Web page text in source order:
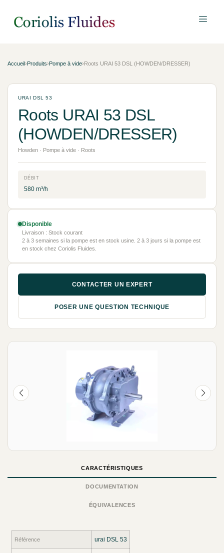
Accueil›Produits›Pompe à vide›Roots URAI 53 DSL (HOWDEN/DRESSER)
CARACTÉRISTIQUES
DOCUMENTATION
ÉQUIVALENCES
Référence urai DSL 53
URAI DSL 53
Roots URAI 53 DSL
(HOWDEN/DRESSER)
Howden · Pompe à vide · Roots
DÉBIT
580 m³/h
Disponible
Livraison : Stock courant
2 à 3 semaines si la pompe est en stock usine. 2 à 3 jours si la pompe est
en stock chez Coriolis Fluides.
CONTACTER UN EXPERT
POSER UNE QUESTION TECHNIQUE